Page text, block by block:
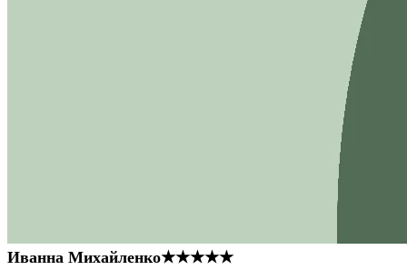
Иванна Михайленко★★★★★